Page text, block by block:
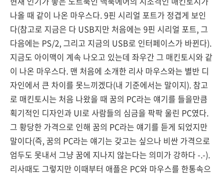
나올 때 같이 나온 마우스다. 9핀 시리얼 포트가 정겹게 보인
다(참고로 지금은 다 USB지만 처음에는 9핀 시리얼 포트, 그
다음에는 PS/2, 그리고 지금의 USB로 인터페이스가 바뀐다).
지금도 아이맥이 계속 나오고 있는데 좌우간 그 매킨토시와 같
이 나온 마우스다. 맨 처음에 소개한 리사 마우스와는 별반 디
자인에서 큰 차이를 못느끼겠다(내 기준에서는 말이지). 참고
로 매킨토시는 처음 나왔을 때 꿈의 PC라는 얘기를 들을만큼
획기적인 디자인과 UI로 사람들의 심금을 팍팍 울린 PC였다.
그 황당한 가격으로 인해 꿈의 PC라는 얘기를 듣게 되었지만
말이다(즉, 꿈의 PC라는 얘기는 갖고는 싶으나 비싼 가격으로
엄두도 못내서 그냥 꿈에 지나지 않는다는 의미가 강하다 -.-).
리사때도 그렇지만 이때부터 애플은 PC와 마우스를 한통속으